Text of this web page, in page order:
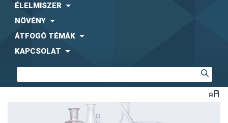
ÉLELMISZER
NÖVÉNY
ÁTFOGÓ TÉMÁK
KAPCSOLAT